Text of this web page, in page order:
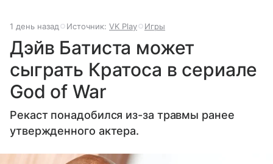
1 день назад Источник: VK Play Игры
Дэйв Батиста может
сыграть Кратоса в сериале
God of War
Рекаст понадобился из-за травмы ранее
утвержденного актера.